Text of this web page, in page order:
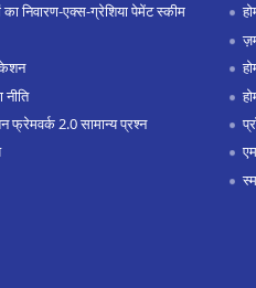
का निवारण-एक्स-ग्रेशिया पेमेंट स्कीम
नीति
फ्रेमवर्क 2.0 सामान्य प्रश्न